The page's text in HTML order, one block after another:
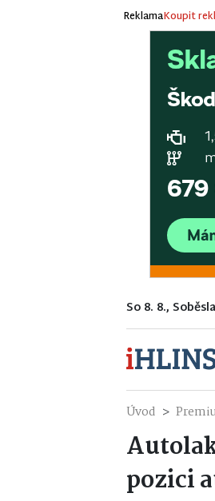
ReklamaKoupit
So 8. 8.,
Úvod
pozici